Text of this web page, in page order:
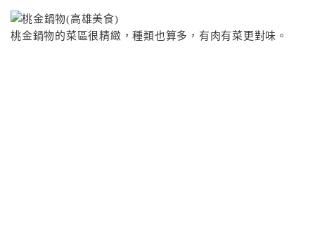
桃金鍋物的菜區很精緻，種類也算多，有肉有菜更對味。